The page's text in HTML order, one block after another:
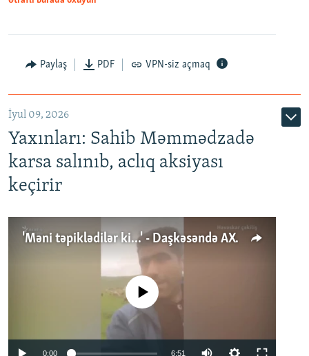
Paylaş PDF VPN-siz açmaq
İyul 09, 2026
Yaxınları: Sahib Məmmədzadə
karsa salınıb, aclıq aksiyası
keçirir
'Məni təpiklədilər ki...' - Daşkəsəndə AXCP fəalının yaxınları onun həbsinə etiraz edirlər
No media source currently available
0:00 6:51